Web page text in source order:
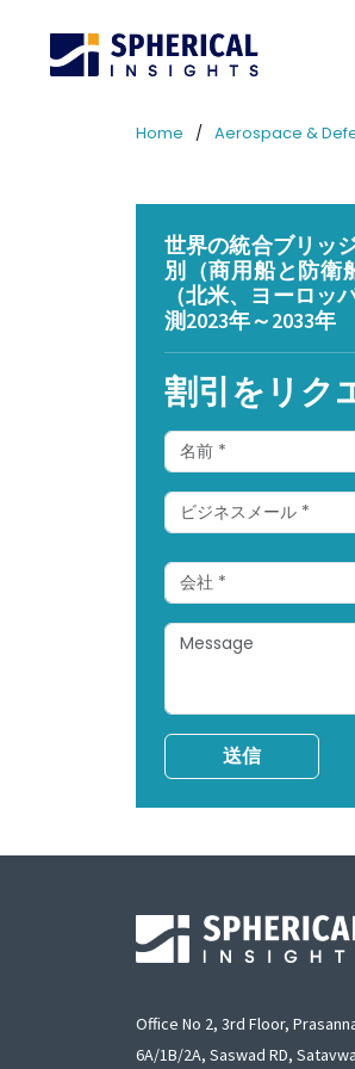
Home Aerospace &
世界の統合ブリッ
別（商用船と防衛
（北米、ヨーロ
測2023年～2033年
割引をリク
送信
Office No 2, 3rd Floor,
6A/1B/2A, Saswad RD,